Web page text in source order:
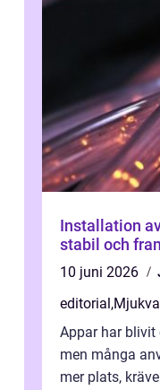
Installation
stabil och
10 juni 2026
editorial ,
Appar har blivit
men många
mer plats,